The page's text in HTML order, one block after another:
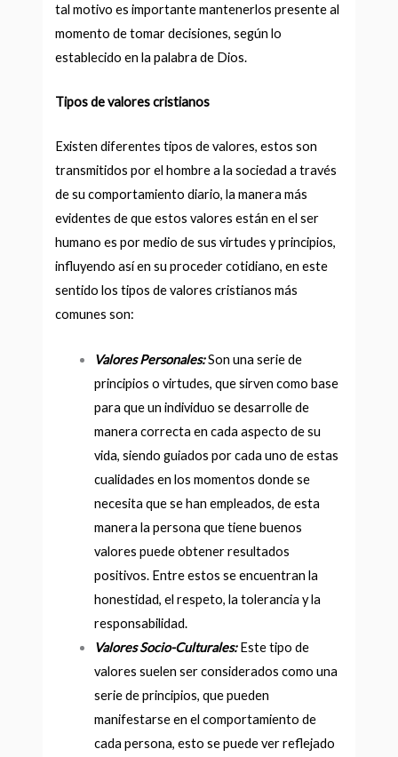
tal motivo es importante mantenerlos presente al
momento de tomar decisiones, según lo
establecido en la palabra de Dios.
Tipos de valores cristianos
Existen diferentes tipos de valores, estos son
transmitidos por el hombre a la sociedad a través
de su comportamiento diario, la manera más
evidentes de que estos valores están en el ser
humano es por medio de sus virtudes y principios,
influyendo así en su proceder cotidiano, en este
sentido los tipos de valores cristianos más
comunes son:
Valores Personales:Son una serie de
principios o virtudes, que sirven como base
para que un individuo se desarrolle de
manera correcta en cada aspecto de su
vida, siendo guiados por cada uno de estas
cualidades en los momentos donde se
necesita que se han empleados, de esta
manera la persona que tiene buenos
valores puede obtener resultados
positivos. Entre estos se encuentran la
honestidad, el respeto, la tolerancia y la
responsabilidad.
Valores Socio-Culturales:Este tipo de
valores suelen ser considerados como una
serie de principios, que pueden
manifestarse en el comportamiento de
cada persona, esto se puede ver reflejado